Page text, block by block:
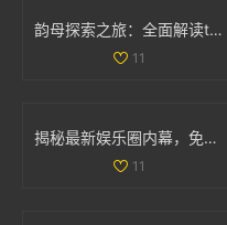
韵母探索之旅：全面解读t系列102章的音韵奥秘
11
揭秘最新娱乐圈内幕，免费获取吃瓜爆料精彩内容
11